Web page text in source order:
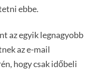
ebbe.
az egyik legnagyobb
az e-mail
hogy csak időbeli